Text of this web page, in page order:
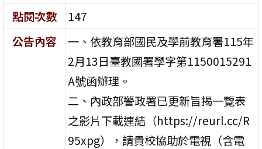
點閱次數
147
公告內容
一、依教育部國民及學前教育署115年
2月13日臺教國署學字第1150015291
A號函辦理。
二、內政部警政署已更新旨揭一覽表
之影片下載連結（https://reurl.cc/R
95xpg），請貴校協助於電視（含電